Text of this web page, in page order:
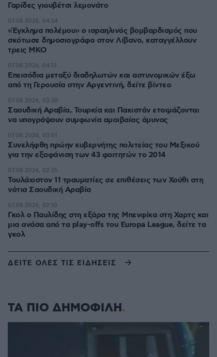
Γαρίδες γιουβέτσι λεμονάτο
«Έγκλημα πολέμου» ο ισραηλινός βομβαρδισμός που
σκότωσε δημοσιογράφο στον Λίβανο, καταγγέλλουν
τρεις ΜΚΟ
07.08.2026, 04:54
Επεισόδια μεταξύ διαδηλωτών και αστυνομικών έξω
από τη Γερουσία στην Αργεντινή, δείτε βίντεο
07.08.2026, 04:13
Σαουδική Αραβία, Τουρκία και Πακιστάν ετοιμάζονται
να υπογράψουν συμφωνία αμοιβαίας άμυνας
07.08.2026, 03:38
Συνελήφθη πρώην κυβερνήτης πολιτείας του Μεξικού
για την εξαφάνιση των 43 φοιτητών το 2014
07.08.2026, 03:01
Τουλάχιστον 11 τραυματίες σε επιθέσεις των Χούθι στη
νότια Σαουδική Αραβία
07.08.2026, 02:35
Γκολ ο Παυλίδης στη εξάρα της Μπενφίκα στη Χαρτς και
μια ανάσα από τα play-offs του Europa League, δείτε τα
γκολ
07.08.2026, 02:10
ΔΕΙΤΕ ΟΛΕΣ ΤΙΣ ΕΙΔΗΣΕΙΣ
ΤΑ ΠΙΟ ΔΗΜΟΦΙΛΗ